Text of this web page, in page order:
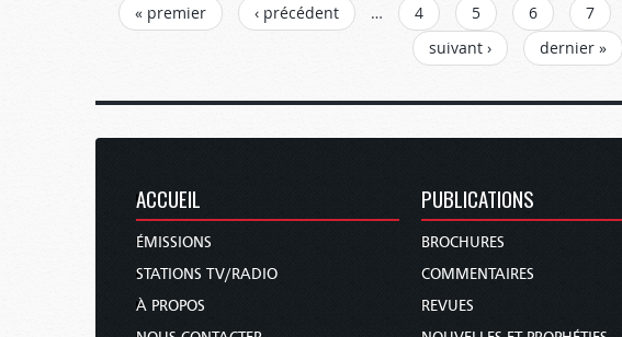
PAGES« premier ‹ précédent … 4 5 6 7
suivant ›
dernier »
ACCUEIL
ÉMISSIONS
STATIONS TV/RADIO
À PROPOS
PUBLICATIONS
BROCHURES
COMMENTAIRES
REVUES